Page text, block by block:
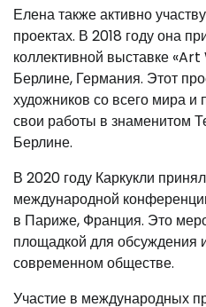
Елена также активно
проектах. В 2018 году она
коллективной выставке
Берлине, Германия. Этот
художников со всего мира и
свои работы в знаменитом
Берлине.
В 2020 году Каркукли
международной
в Париже, Франция. Это
площадкой для обсуждения
современном обществе.
Участие в международных